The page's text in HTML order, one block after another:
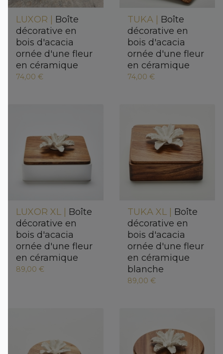
LUXOR | Boîte
décorative en
bois d'acacia
ornée d'une fleur
en céramique
74,00 €
TUKA | Boîte
décorative en
bois d'acacia
ornée d'une fleur
en céramique
74,00 €
LUXOR XL | Boîte
décorative en
bois d'acacia
ornée d'une fleur
en céramique
89,00 €
TUKA XL | Boîte
décorative en
bois d'acacia
ornée d'une fleur
en céramique
blanche
89,00 €